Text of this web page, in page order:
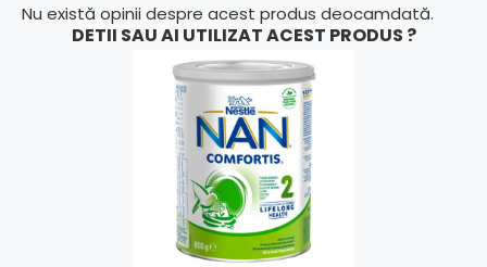
Nu există opinii despre acest produs deocamdată.
DETII SAU AI UTILIZAT ACEST PRODUS ?